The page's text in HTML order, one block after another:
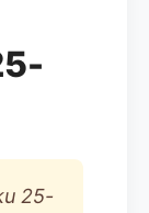
25-